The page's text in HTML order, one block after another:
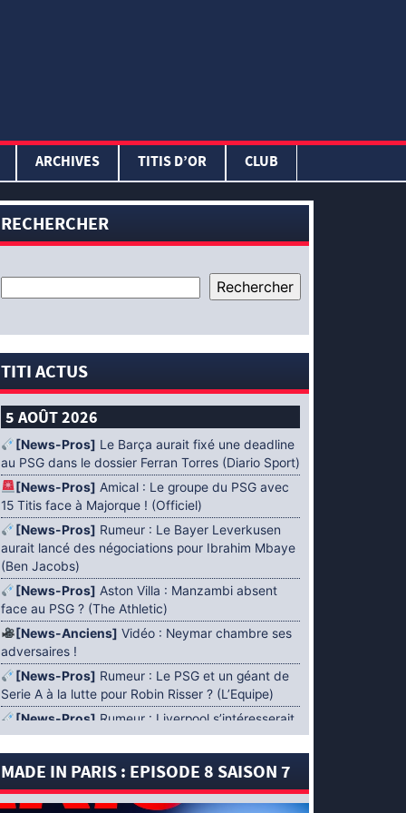
ARCHIVES TITIS D’OR CLUB
RECHERCHER
TITI ACTUS
5 AOÛT 2026
[News-Pros] Le Barça aurait fixé une deadline
au PSG dans le dossier Ferran Torres (Diario Sport)
[News-Pros] Amical : Le groupe du PSG avec
15 Titis face à Majorque ! (Officiel)
[News-Pros] Rumeur : Le Bayer Leverkusen
aurait lancé des négociations pour Ibrahim Mbaye
(Ben Jacobs)
[News-Pros] Aston Villa : Manzambi absent
face au PSG ? (The Athletic)
[News-Anciens] Vidéo : Neymar chambre ses
adversaires !
[News-Pros] Rumeur : Le PSG et un géant de
Serie A à la lutte pour Robin Risser ? (L’Equipe)
[News-Pros] Rumeur : Liverpool s’intéresserait
à Ibrahim Mbaye en plus de Bradley Barcola
(Fabrizio Romano)
[News-Pros]Rumeur : Accord contractuel
trouvé entre le PSG et Mika Godts (Fabrizio
MADE IN PARIS : EPISODE 8 SAISON 7